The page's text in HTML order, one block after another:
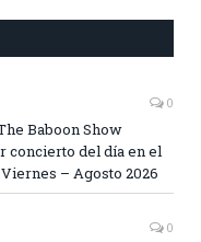
0
Baboon Show
concierto del día en el
– Agosto 2026
0